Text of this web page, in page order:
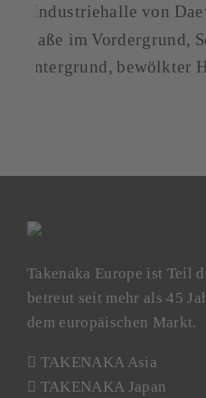
Takenaka Europe ist Teil
betreut seit mehr als 45
dem europäischen Markt.
TAKENAKA Asia
TAKENAKA Japan